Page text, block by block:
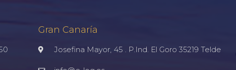
Gran Canaría
Josefina Mayor, 45 . P.Ind. El Goro 35219 Telde